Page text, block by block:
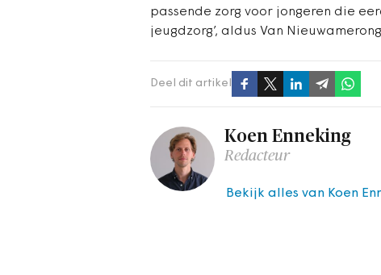
passende zorg voor jongeren die
jeugdzorg’, aldus Van
Deel dit artikel
Koen Enneking
Redacteur
Bekijk alles van Koen